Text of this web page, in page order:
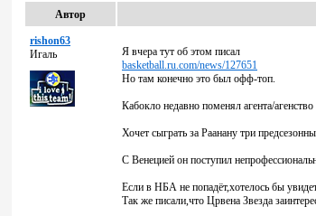
Автор
rishon63
Игаль
Я вчера тут об этом писал
basketball.ru.com/news/127651
Но там конечно это был офф-топ.
Кабокло недавно поменял агента/
Хочет сыграть за Раанану три
С Венецией он поступил
Если в НБА не попадёт,хотелось бы
Так же писали,что Црвена Звезда